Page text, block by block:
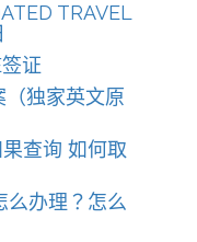
TRAVEL
证
（独家英文原
查询 如何取
么办理？怎么